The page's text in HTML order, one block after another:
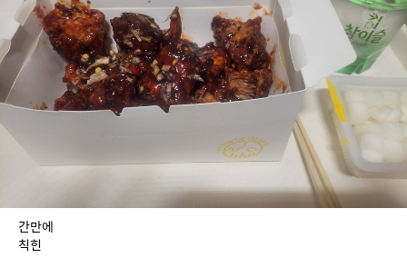
간만에
칙힌